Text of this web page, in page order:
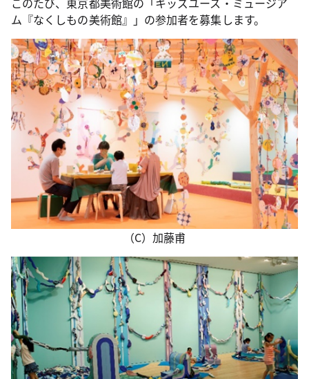
ム『なくしもの美術館』」の参加者を募集します。
（C）加藤甫